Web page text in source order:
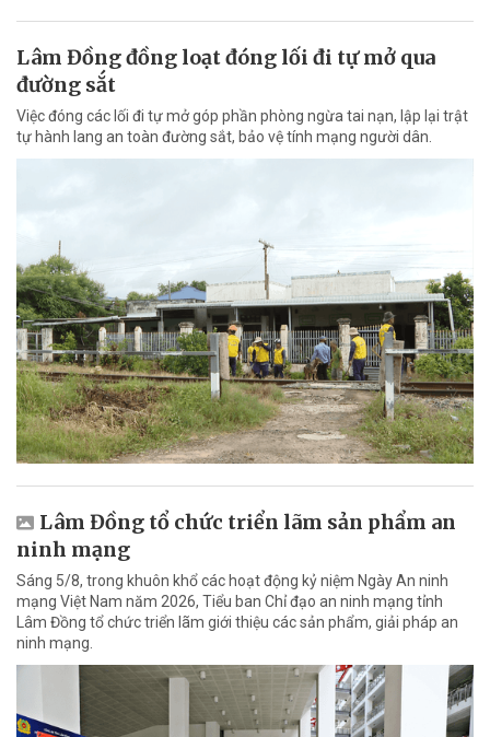
Lâm Đồng đồng loạt đóng lối đi tự mở qua
đường sắt
Việc đóng các lối đi tự mở góp phần phòng ngừa tai nạn, lập lại trật
tự hành lang an toàn đường sắt, bảo vệ tính mạng người dân.
Lâm Đồng tổ chức triển lãm sản phẩm an
ninh mạng
Sáng 5/8, trong khuôn khổ các hoạt động kỷ niệm Ngày An ninh
mạng Việt Nam năm 2026, Tiểu ban Chỉ đạo an ninh mạng tỉnh
Lâm Đồng tổ chức triển lãm giới thiệu các sản phẩm, giải pháp an
ninh mạng.